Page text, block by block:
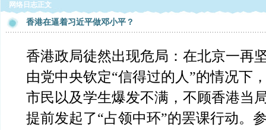
网络日志正文
香港在逼着习近平做邓小平？
香港政局徒然出现危局：在北京一再
由党中央钦定“信得过的人”的情况下
市民以及学生爆发不满，不顾香港当
提前发起了“占领中环”的罢课行动。